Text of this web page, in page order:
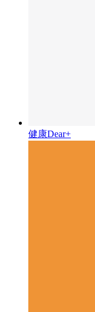
健康Dear+